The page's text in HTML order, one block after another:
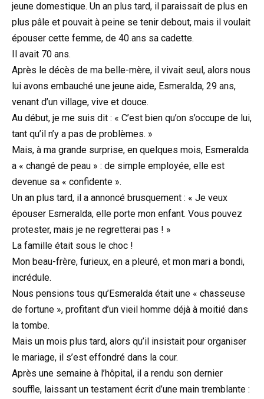
jeune domestique. Un an plus tard, il paraissait de plus en
plus pâle et pouvait à peine se tenir debout, mais il voulait
épouser cette femme, de 40 ans sa cadette.
Il avait 70 ans.
Après le décès de ma belle-mère, il vivait seul, alors nous
lui avons embauché une jeune aide, Esmeralda, 29 ans,
venant d’un village, vive et douce.
Au début, je me suis dit : « C’est bien qu’on s’occupe de lui,
tant qu’il n’y a pas de problèmes. »
Mais, à ma grande surprise, en quelques mois, Esmeralda
a « changé de peau » : de simple employée, elle est
devenue sa « confidente ».
Un an plus tard, il a annoncé brusquement : « Je veux
épouser Esmeralda, elle porte mon enfant. Vous pouvez
protester, mais je ne regretterai pas ! »
La famille était sous le choc !
Mon beau-frère, furieux, en a pleuré, et mon mari a bondi,
incrédule.
Nous pensions tous qu’Esmeralda était une « chasseuse
de fortune », profitant d’un vieil homme déjà à moitié dans
la tombe.
Mais un mois plus tard, alors qu’il insistait pour organiser
le mariage, il s’est effondré dans la cour.
Après une semaine à l’hôpital, il a rendu son dernier
souffle, laissant un testament écrit d’une main tremblante :